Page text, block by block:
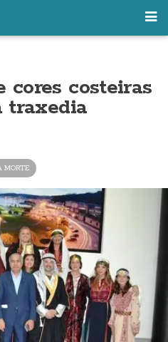
cores costeiras
traxedia
MORTE